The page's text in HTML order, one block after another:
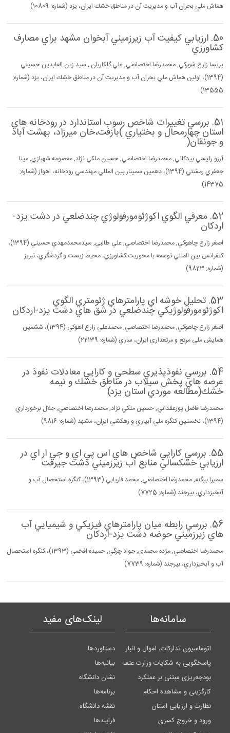
هماش ملي بحران آب و مديريت آن در مناطق خشك ايران، يزد (شماره: 10809)
50. ارزيابي كيفيت آب زيرزميني آبخوان مشهد براي مصارف
كشاورزي
پريسا زارع شوركي, محمدرضا اختصاصي, علي گلكاريان , سيد زين العابدين حسيني
(1394)، اولين هماش ملي بحران آب و مديريت آن در مناطق خشك ايران، يزد (شماره:
13555)
51. بررسي تغييرات شاخص رسوب استاندارد در رودخانه هاي
استان چهارمحال و بختياري )بازفت،خان ميرزاد، بهشت آباد
و جونقان(
آرزو رئيسي بيدكاني, محمدرضا اختصاصي, حسين ملكي نژاد, معصومه شهبازي, مينا
جعفري رمشتي (1394)، دهمين سمينار بين المللي مهندسي رودخانه، اهواز (شماره:
14375)
52. معرفي الگوي اكوژئومورفولوژي چندضلعي در دشت يزد-
اردكان
اصغر زارع چاهوكي, محمدرضا اختصاصي, علي طالبي, سيدمحمدمهدي حسيني (1394)،
كنفرانس بين المللي توسعه با محوريت كشاورزي، محيط زيست و گردشگري، تبريز
(شماره: 9823)
53. تحليل خوشه اي پارامترهاي ژئومتري الگوي
اكوژئومورفولوژيكي چندضلعي در شق هاي دشت يزد-اردكان
اصغر زارع چاهوكي, محمدرضا اختصاصي, محمدعلي زارع اهوكي (1394)، ششمين
همايش ملي مرتع و مرتعداري ايران، ساري (شماره: 22139)
54. بررسي نفوذپذيري سطحي و كارايي معادلات نفوذ در
عرصه هاي پخش سيلاب در مناطق خشك و نيمه
خشك(مطالعه موردي استان يزد)
محمدرضا فاضل پورعقدائي, حسين ملكي نژاد, محمدرضا اختصاصي, جلال برخورداري
(1394)، نخستين كنگره ملي آبياري و زهكشي ايران، مشهد (شماره: 9816)
55. بررسي كارايي شاخص هاي اس پي اي و جي ار اي در
ارزيابي خشكسالي منابع آب زيرزميني دشت جيرفت
سميرا بيگنه, محمدرضا اختصاصي, محمد فاريابي (1393)، كنگره استحصال آب و
آبخيزداري، بيرجند (شماره: 7725)
56. بررسي رابطه ميان پارامترهاي فيزيكي و شيميايي آب
هاي زيرزميني حوضه دشت يزد-اردكان
محمدرضا اختصاصي, مژده محمدي, جواد چزگي, حميده افخمي (1393)، كنگره استحصال
آب و آبخيزداري، بيرجند (شماره: 7739)
سامانه‌ها
اتوماسیون تدارکات، اموال و انبار
پاسخگویی به شکایات وزارت عتف
بودجه‌ریزی مبتنی بر عملکرد
کارگزینی و مشاهده احکام
نظارت و ارزیابی استان
ورود و خروج کسری
لینک‌های مفید
دستاوردها
بیانیه‌ها
نشان دانشگاه
برنامه‌ها
نقشه دانشگاه
فرایندها